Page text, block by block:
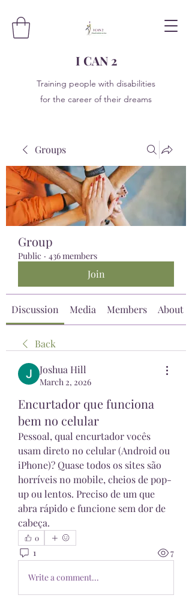
I CAN 2
Training people with disabilities
for the career of their dreams
Groups
Group
Public · 436 members
Join
Discussion Media Members About
Back
Joshua Hill
March 2, 2026
Encurtador que funciona
bem no celular
Pessoal, qual encurtador vocês
usam direto no celular (Android ou
iPhone)? Quase todos os sites são
horríveis no mobile, cheios de pop-
up ou lentos. Preciso de um que
abra rápido e funcione sem dor de
cabeça.
0
1 7
Write a comment...